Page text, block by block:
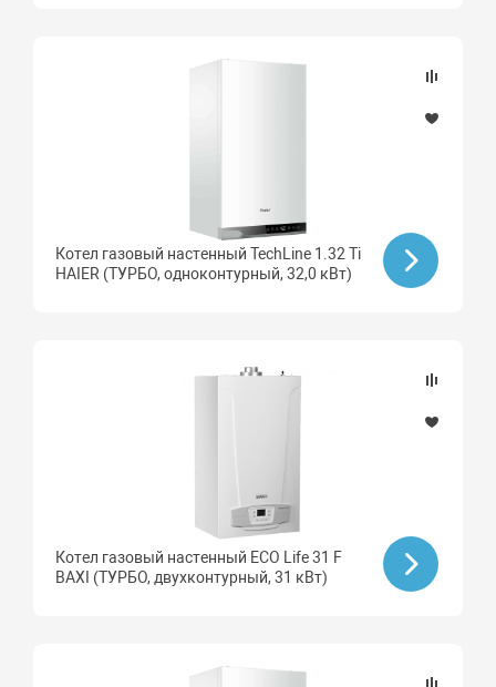
Котел газовый настенный TechLine 1.32 Ti
HAIER (ТУРБО, одноконтурный, 32,0 кВт)
Котел газовый настенный ECO Life 31 F
BAXI (ТУРБО, двухконтурный, 31 кВт)